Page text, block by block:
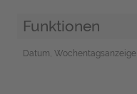
Funktionen
Datum, Wochentagsanzeige